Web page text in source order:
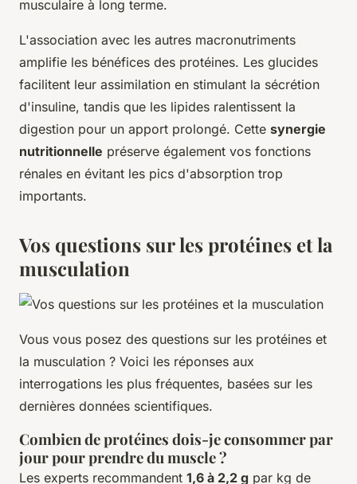
musculaire à long terme.
L'association avec les autres macronutriments
amplifie les bénéfices des protéines. Les glucides
facilitent leur assimilation en stimulant la sécrétion
d'insuline, tandis que les lipides ralentissent la
digestion pour un apport prolongé. Cette synergie
nutritionnelle préserve également vos fonctions
rénales en évitant les pics d'absorption trop
importants.
Vos questions sur les protéines et la
musculation
Vous vous posez des questions sur les protéines et
la musculation ? Voici les réponses aux
interrogations les plus fréquentes, basées sur les
dernières données scientifiques.
Combien de protéines dois-je consommer par
jour pour prendre du muscle ?
Les experts recommandent 1,6 à 2,2 g par kg de